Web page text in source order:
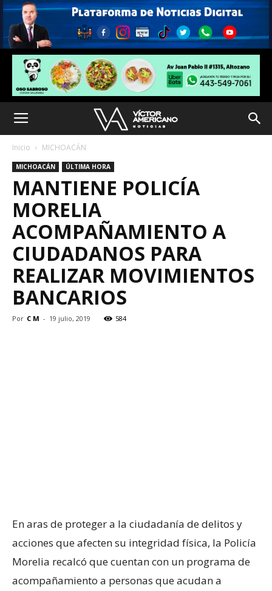
Inicio MICHOACÁN
MICHOACÁN ÚLTIMA HORA
MANTIENE POLICÍA
MORELIA
ACOMPAÑAMIENTO A
CIUDADANOS PARA
REALIZAR MOVIMIENTOS
BANCARIOS
Por C M - 19 julio, 2019 584
En aras de proteger a la ciudadanía de delitos y
acciones que afecten su integridad física, la Policía
Morelia recalcó que cuentan con un programa de
acompañamiento a personas que acudan a